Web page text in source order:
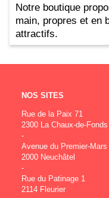
Notre boutique
main, propres et en
attractifs.
NOS SITES
Rue de la Paix 71
2300 La Chaux-de-Fonds
-
Avenue du Premier-Mars
2000 Neuchâtel
-
Rue du Patinage 1
2114 Fleurier